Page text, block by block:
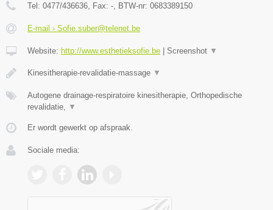
Tel: 0477/436636 , Fax: - , BTW-nr: 0683389150
E-mail › Sofie.suber@telenet.be
Website: http://www.esthetieksofie.be | Screenshot ▼
Kinesitherapie-revalidatie-massage ▼
Autogene drainage-respiratoire kinesitherapie, Orthopedische
revalidatie,
▼
Er wordt gewerkt op afspraak.
Sociale media: